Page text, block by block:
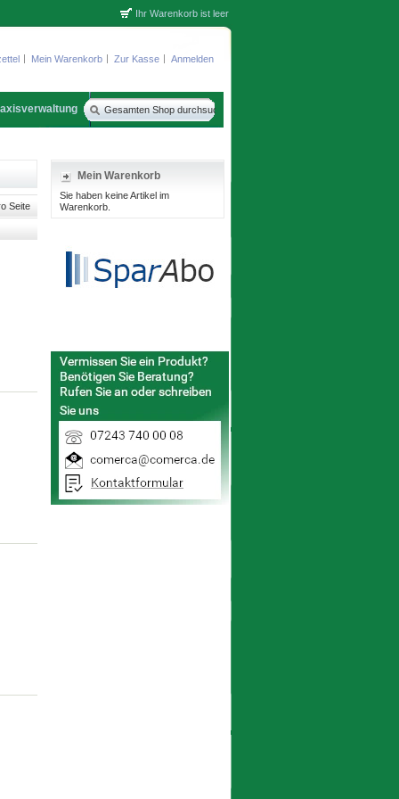
Mein Warenkorb Zur Kasse Anmelden
Ihr Warenkorb ist leer
Seite
Mein Warenkorb
Sie haben keine Artikel im
Warenkorb.